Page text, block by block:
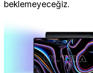
beklemeyeceğiz.